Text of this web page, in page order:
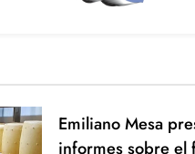
Emiliano Mesa
informes sobre